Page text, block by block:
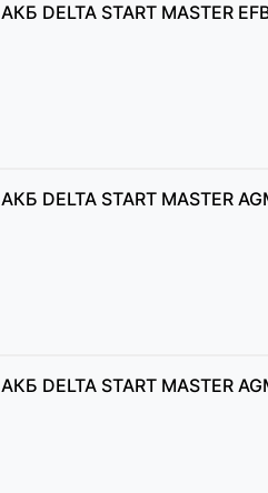
АКБ DELTA START MASTER
АКБ DELTA START MASTER
АКБ DELTA START MASTER